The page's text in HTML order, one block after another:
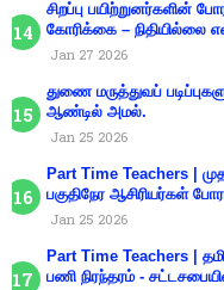
சிறப்பு பயிற்றுனர்களின்
கோரிக்கை – நிதியில்லை
Jan 27 2026
துணை மருத்துவப்
ஆண்டில் அமல்.
Jan 25 2026
Part Time Teachers |
பகுதிநேர ஆசிரியர்கள்
Jan 25 2026
Part Time Teachers |
பணி நிரந்தரம் -